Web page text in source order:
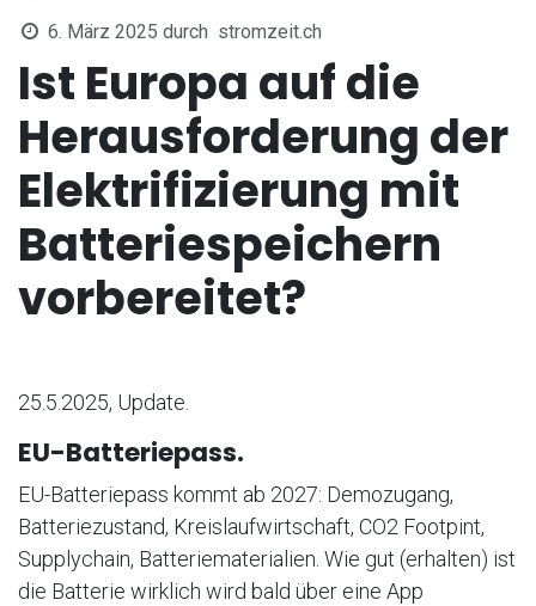
6. März 2025 durch stromzeit.ch
Ist Europa auf die
Herausforderung der
Elektrifizierung mit
Batteriespeichern
vorbereitet?
25.5.2025, Update.
EU-Batteriepass.
EU-Batteriepass kommt ab 2027: Demozugang,
Batteriezustand, Kreislaufwirtschaft, CO2 Footpint,
Supplychain, Batteriematerialien. Wie gut (erhalten) ist
die Batterie wirklich wird bald über eine App